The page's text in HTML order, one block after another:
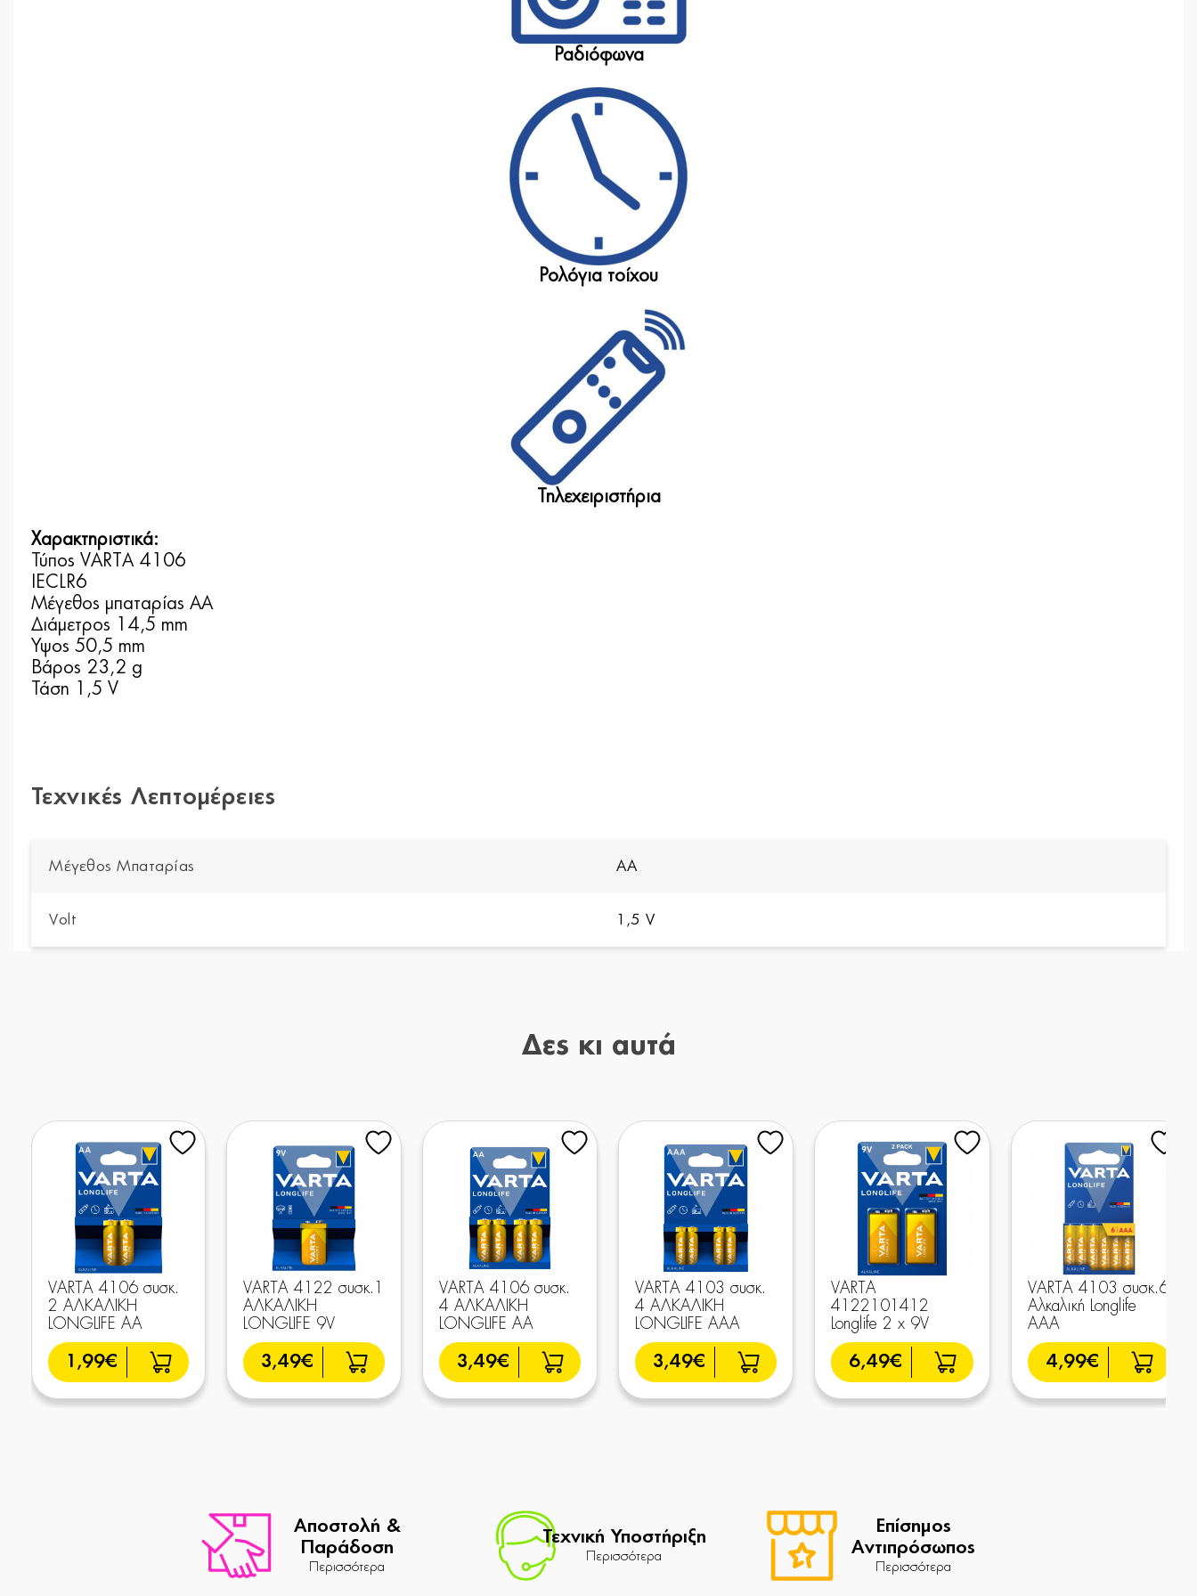
Ραδιόφωνα
Ρολόγια τοίχου
Τηλεχειριστήρια
Χαρακτηριστικά:
Τύπος VARTA 4106
IECLR6
Μέγεθος μπαταρίας AA
Διάμετρος 14,5 mm
Ύψος 50,5 mm
Βάρος 23,2 g
Τάση 1,5 V
Τεχνικές Λεπτομέρειες
Μέγεθος Μπαταρίας AA
Volt 1,5 V
Δες κι αυτά
VARTA 4106 συσκ.
2 AΛΚΑΛΙΚΗ
LONGLIFE AA
1,99€
VARTA 4122 συσκ.1
AΛΚΑΛΙΚΗ
LONGLIFE 9V
3,49€
VARTA 4106 συσκ.
4 AΛΚΑΛΙΚΗ
LONGLIFE AA
3,49€
VARTA 4103 συσκ.
4 AΛΚΑΛΙΚΗ
LONGLIFE AAA
3,49€
VARTA
4122101412
Longlife 2 x 9V
6,49€
VARTA 4103 συσκ.6
Αλκαλική Longlife
AAA
4,99€
Αποστολή &
Παράδοση
Περισσότερα
Τεχνική Υποστήριξη
Περισσότερα
Επίσημος
Αντιπρόσωπος
Περισσότερα